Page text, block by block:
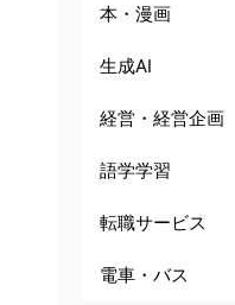
本・漫画
生成AI
経営・経営企画
語学学習
転職サービス
電車・バス